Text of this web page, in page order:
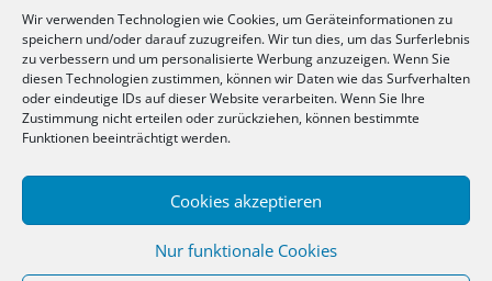
Wir verwenden Technologien wie Cookies, um Geräteinformationen zu
speichern und/oder darauf zuzugreifen. Wir tun dies, um das Surferlebnis
zu verbessern und um personalisierte Werbung anzuzeigen. Wenn Sie
diesen Technologien zustimmen, können wir Daten wie das Surfverhalten
oder eindeutige IDs auf dieser Website verarbeiten. Wenn Sie Ihre
Zustimmung nicht erteilen oder zurückziehen, können bestimmte
Funktionen beeinträchtigt werden.
Cookies akzeptieren
Nur funktionale Cookies
BLOGGERAMT